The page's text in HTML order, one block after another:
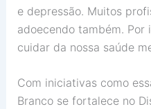
e depressão. Muitos
adoecendo também.
cuidar da nossa saúde
Com iniciativas como
Branco se fortalece no